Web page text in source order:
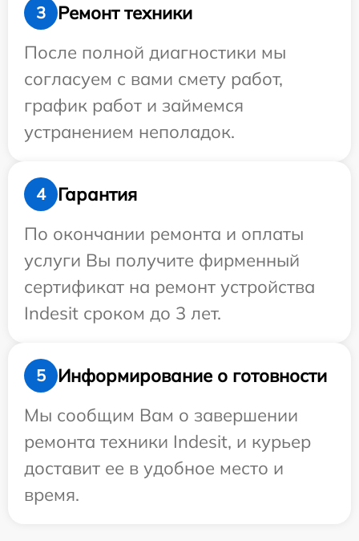
3
Ремонт техники
После полной диагностики мы
согласуем с вами смету работ,
график работ и займемся
устранением неполадок.
4
Гарантия
По окончании ремонта и оплаты
услуги Вы получите фирменный
сертификат на ремонт устройства
Indesit сроком до 3 лет.
5
Информирование о готовности
Мы сообщим Вам о завершении
ремонта техники Indesit, и курьер
доставит ее в удобное место и
время.